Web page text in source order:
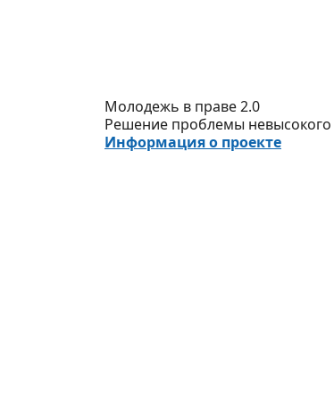
Молодежь в праве 2.0
Решение проблемы
Информация о проекте